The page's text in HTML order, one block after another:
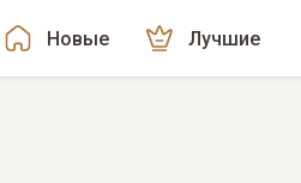
Новые Лучшие